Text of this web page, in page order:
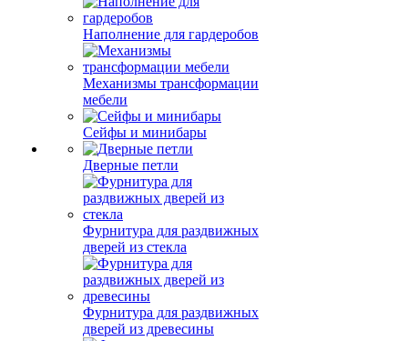
Наполнение для гардеробов
Механизмы трансформации
мебели
Сейфы и минибары
Дверные петли
Фурнитура для раздвижных
дверей из стекла
Фурнитура для раздвижных
дверей из древесины